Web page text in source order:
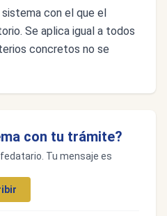
con el que el
Se aplica igual a todos
concretos no se
con tu trámite?
Tu mensaje es